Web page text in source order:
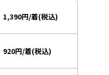
1,390円/着(税込)
920円/着(税込)